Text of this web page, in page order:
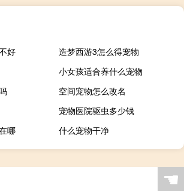
好
造梦西游3怎么得宠物
小女孩适合养什么宠物
空间宠物怎么改名
宠物医院驱虫多少钱
哪
什么宠物干净
☚